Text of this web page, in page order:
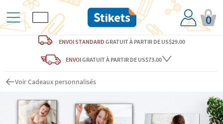
0
ENVOI STANDARD GRATUITÀ PARTIR DE US$29.00
ENVOIGRATUITÀ PARTIR DE US$73.00
Voir Cadeaux personnalisés